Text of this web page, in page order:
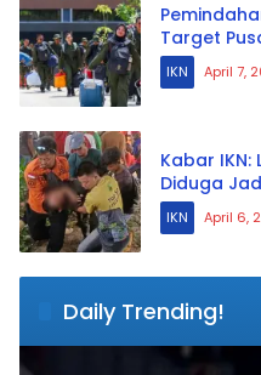
Target
IKN April 7,
Kabar IKN:
Diduga
IKN April 6,
Daily Trending!